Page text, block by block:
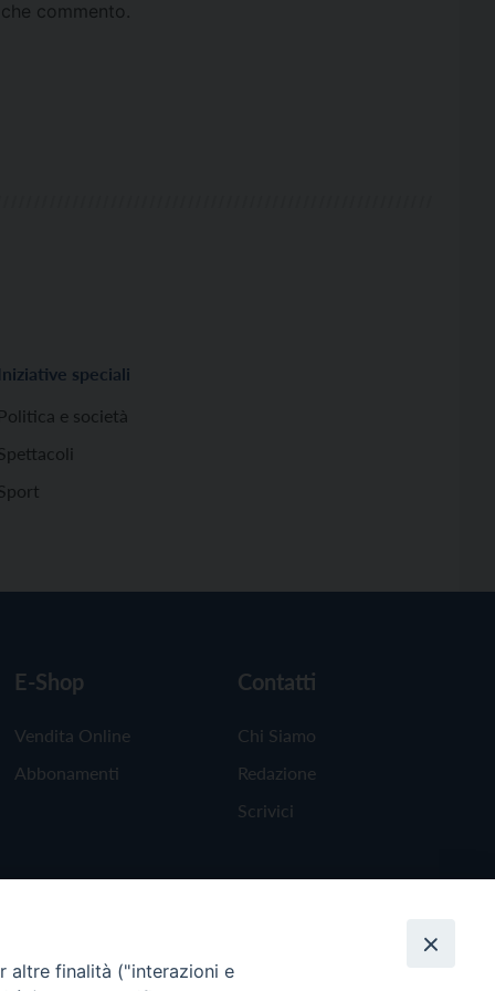
commento.
Iniziative speciali
Politica e società
E-Shop
Vendita Online
Abbonamenti
Contatti
Chi Siamo
Redazione
Scrivici
altre finalità ("interazioni e